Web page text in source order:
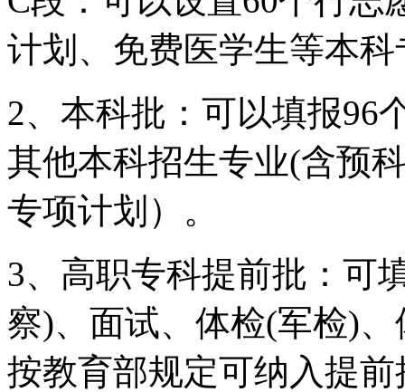
计划、免费医学生等本科
2、本科批：可以填报96
其他本科招生专业(含预
专项计划）。
3、高职专科提前批：可
察)、面试、体检(军检)
按教育部规定可纳入提